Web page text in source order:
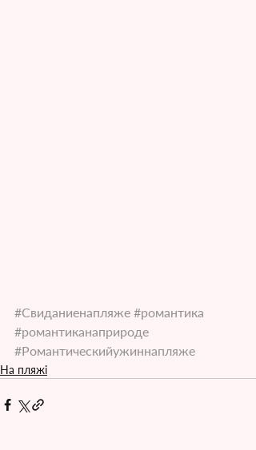
#Свиданиенапляже #романтика
#романтиканаприроде
#Романтическийужиннапляже
На пляжі